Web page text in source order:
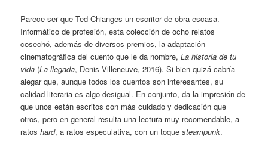
Parece ser que Ted Chianges un escritor de obra escasa.
Informático de profesión, esta colección de ocho relatos
cosechó, además de diversos premios, la adaptación
cinematográfica del cuento que le da nombre,La historia de tu
vida (La llegada, Denis Villeneuve, 2016). Si bien quizá cabría
alegar que, aunque todos los cuentos son interesantes, su
calidad literaria es algo desigual. En conjunto, da la impresión de
que unos están escritos con más cuidado y dedicación que
otros, pero en general resulta una lectura muy recomendable, a
ratoshard, a ratos especulativa, con un toquesteampunk.